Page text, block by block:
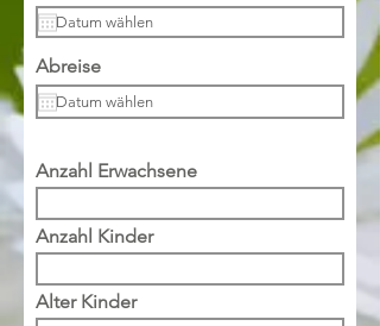
Abreise
Anzahl Erwachsene
Anzahl Kinder
Alter Kinder